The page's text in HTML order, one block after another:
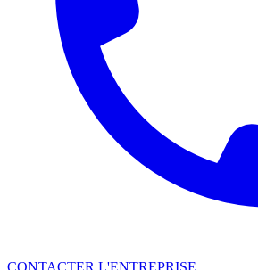
CONTACTER L'ENTREPRISE